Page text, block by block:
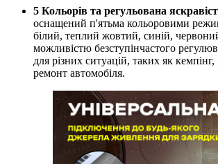
5 Кольорів та регульована
оснащений п'ятьма кольоровими
білий, теплий жовтий, синій,
можливістю безступінчастого
для різних ситуацій, таких як
ремонт автомобіля.